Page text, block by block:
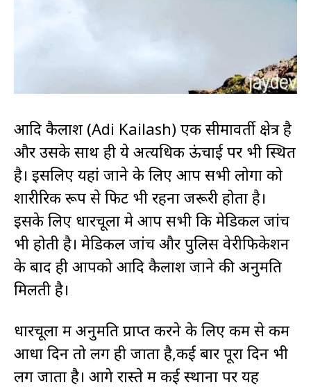
आदि कैलाश (Adi Kailash) एक सीमावर्ती क्षेत्र है
और उसके साथ ही ये अत्यधिक ऊंचाई पर भी स्थित
है। इसलिए यहां जाने के लिए आप सभी लोगों को
शारीरिक रूप से फिट भी रहना जरूरी होता है।
इसके लिए धारचूला मे आप सभी कि मेडिकल जांच
भी होती है। मेडिकल जांच और पुलिस वेरीफिकेशन
के बाद ही आपको आदि कैलाश जाने की अनुमति
मिलती है।
धारचूला में अनुमति प्राप्त करने के लिए कम से कम
आधा दिन तो लग ही जाता है,कई बार पूरा दिन भी
लग जाता है। आगे रास्ते में कई स्थानों पर यह